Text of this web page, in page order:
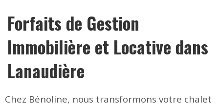
Forfaits de Gestion
Immobilière et Locative dans
Lanaudière
Chez Bénoline, nous transformons votre chalet